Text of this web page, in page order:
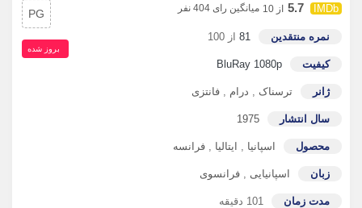
5.7 از 10 میانگین رای 404 نفر
نمره منتقدین 81 از 100
کیفیت BluRay 1080p
ژانر ترسناک , درام , فانتزی
سال انتشار 1975
محصول اسپانیا , ایتالیا , فرانسه
زبان اسپانیایی , فرانسوی
مدت زمان 101 دقیقه
PG
بروز‌ شده